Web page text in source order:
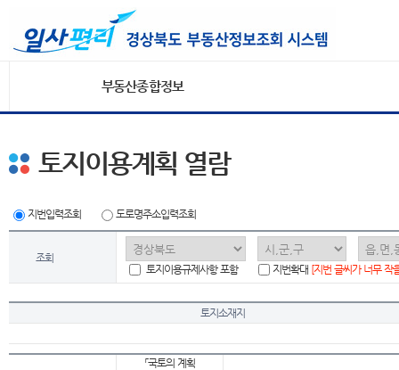
부동산종합정보
토지이용계획 열람
지번입력조회 도로명주소입력조회
조회
토지이용규제사항 포함
지번확대 [지번 글씨가 너무 작
토지소재지
「국토의 계획